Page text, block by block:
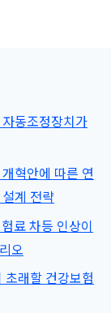
동조정장치가
혁안에 따른 연
계 전략
료 차등 인상이
오
래할 건강보험